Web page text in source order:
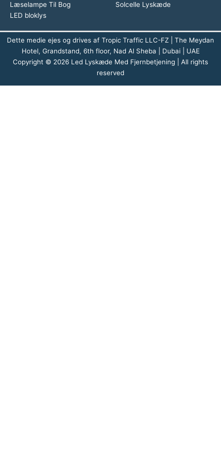
Læselampe Til Bog
LED bloklys
Solcelle Lyskæde
Dette medie ejes og drives af Tropic Traffic LLC-FZ | The Meydan
Hotel, Grandstand, 6th floor, Nad Al Sheba | Dubai | UAE
Copyright © 2026 Led Lyskæde Med Fjernbetjening | All rights
reserved